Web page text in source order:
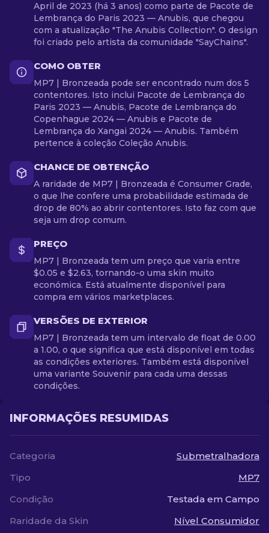
April de 2023 (há 3 anos) como parte de Pacote de
Lembrança do Paris 2023 — Anubis, que chegou
com a atualização "The Anubis Collection". O design
foi criado pelo artista da comunidade "SayChains".
COMO OBTER
MP7 | Bronzeada pode ser encontrado num dos 5
contentores. Isto inclui Pacote de Lembrança do
Paris 2023 — Anubis, Pacote de Lembrança do
Copenhague 2024 — Anubis e Pacote de
Lembrança do Xangai 2024 — Anubis. Também
pertence à coleção Coleção Anubis.
CHANCE DE OBTENÇÃO
A raridade de MP7 | Bronzeada é Consumer Grade,
o que lhe confere uma probabilidade estimada de
drop de 80% ao abrir contentores. Isto faz com que
seja um drop comum.
PREÇO
MP7 | Bronzeada tem um preço que varia entre
$0.05 e $2.63, tornando-o uma skin muito
económica. Está atualmente disponível para
compra em vários marketplaces.
VERSÕES DE EXTERIOR
MP7 | Bronzeada tem um intervalo de float de 0.00
a 1.00, o que significa que está disponível em todas
as condições exteriores. Também está disponível
uma variante Souvenir para cada uma dessas
condições.
INFORMAÇÕES RESUMIDAS
Categoria
Submetralhadora
Tipo
MP7
Condição
Testada em Campo
Raridade da Skin
Nível Consumidor